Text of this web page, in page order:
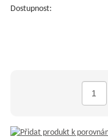
Dostupnost: